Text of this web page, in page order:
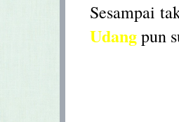
Sesampai
Udangpun